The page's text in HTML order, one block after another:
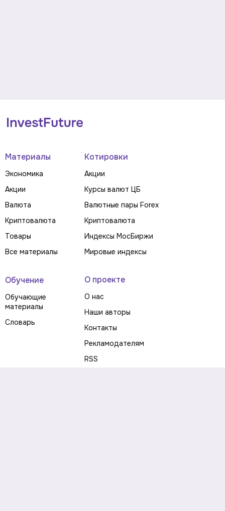
Материалы
Экономика
Акции
Валюта
Криптовалюта
Товары
Все материалы
Котировки
Акции
Курсы валют ЦБ
Валютные пары Forex
Криптовалюта
Индексы МосБиржи
Мировые индексы
Обучение
Обучающие
материалы
Словарь
О проекте
О нас
Наши авторы
Контакты
Рекламодателям
RSS